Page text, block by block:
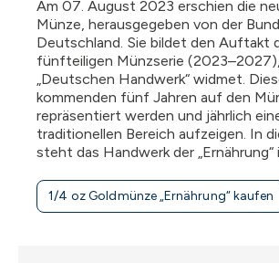
Am 07. August 2023 erschien die
Münze, herausgegeben von der
Deutschland. Sie bildet den Auftakt
fünfteiligen Münzserie
„Deutschen Handwerk“ widmet.
kommenden fünf Jahren auf den
repräsentiert werden und jährlich
traditionellen Bereich aufzeigen. In
steht das Handwerk der „Ernährung“
1/4 oz Goldmünze „Ernährung“ kaufen